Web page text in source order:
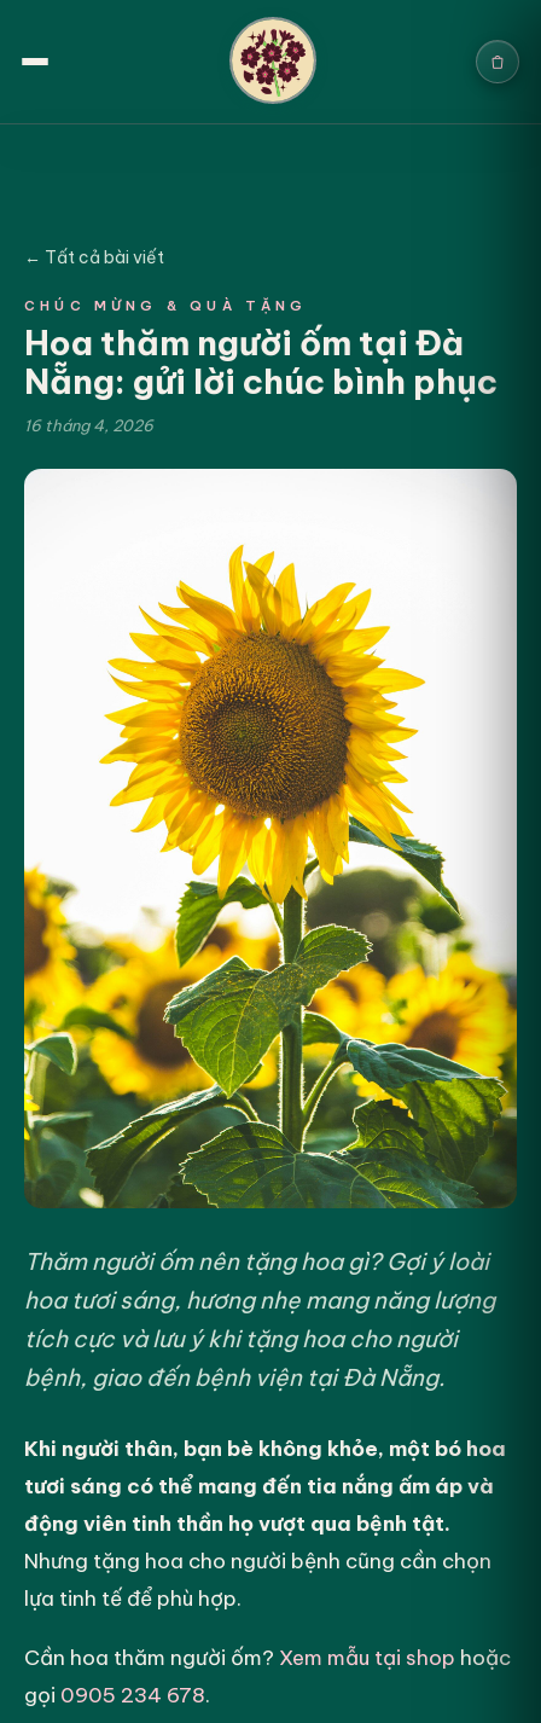
Blogs
Chính sách
← Tất cả bài viết
CHÚC MỪNG & QUÀ TẶNG
Hoa thăm người ốm tại Đà
Nẵng: gửi lời chúc bình phục
16 tháng 4, 2026
Thăm người ốm nên tặng hoa gì? Gợi ý loài
hoa tươi sáng, hương nhẹ mang năng lượng
tích cực và lưu ý khi tặng hoa cho người
bệnh, giao đến bệnh viện tại Đà Nẵng.
Khi người thân, bạn bè không khỏe, một bó hoa
tươi sáng có thể mang đến tia nắng ấm áp và
động viên tinh thần họ vượt qua bệnh tật.
Nhưng tặng hoa cho người bệnh cũng cần chọn
lựa tinh tế để phù hợp.
Cần hoa thăm người ốm? Xem mẫu tại shop hoặc
gọi 0905 234 678.